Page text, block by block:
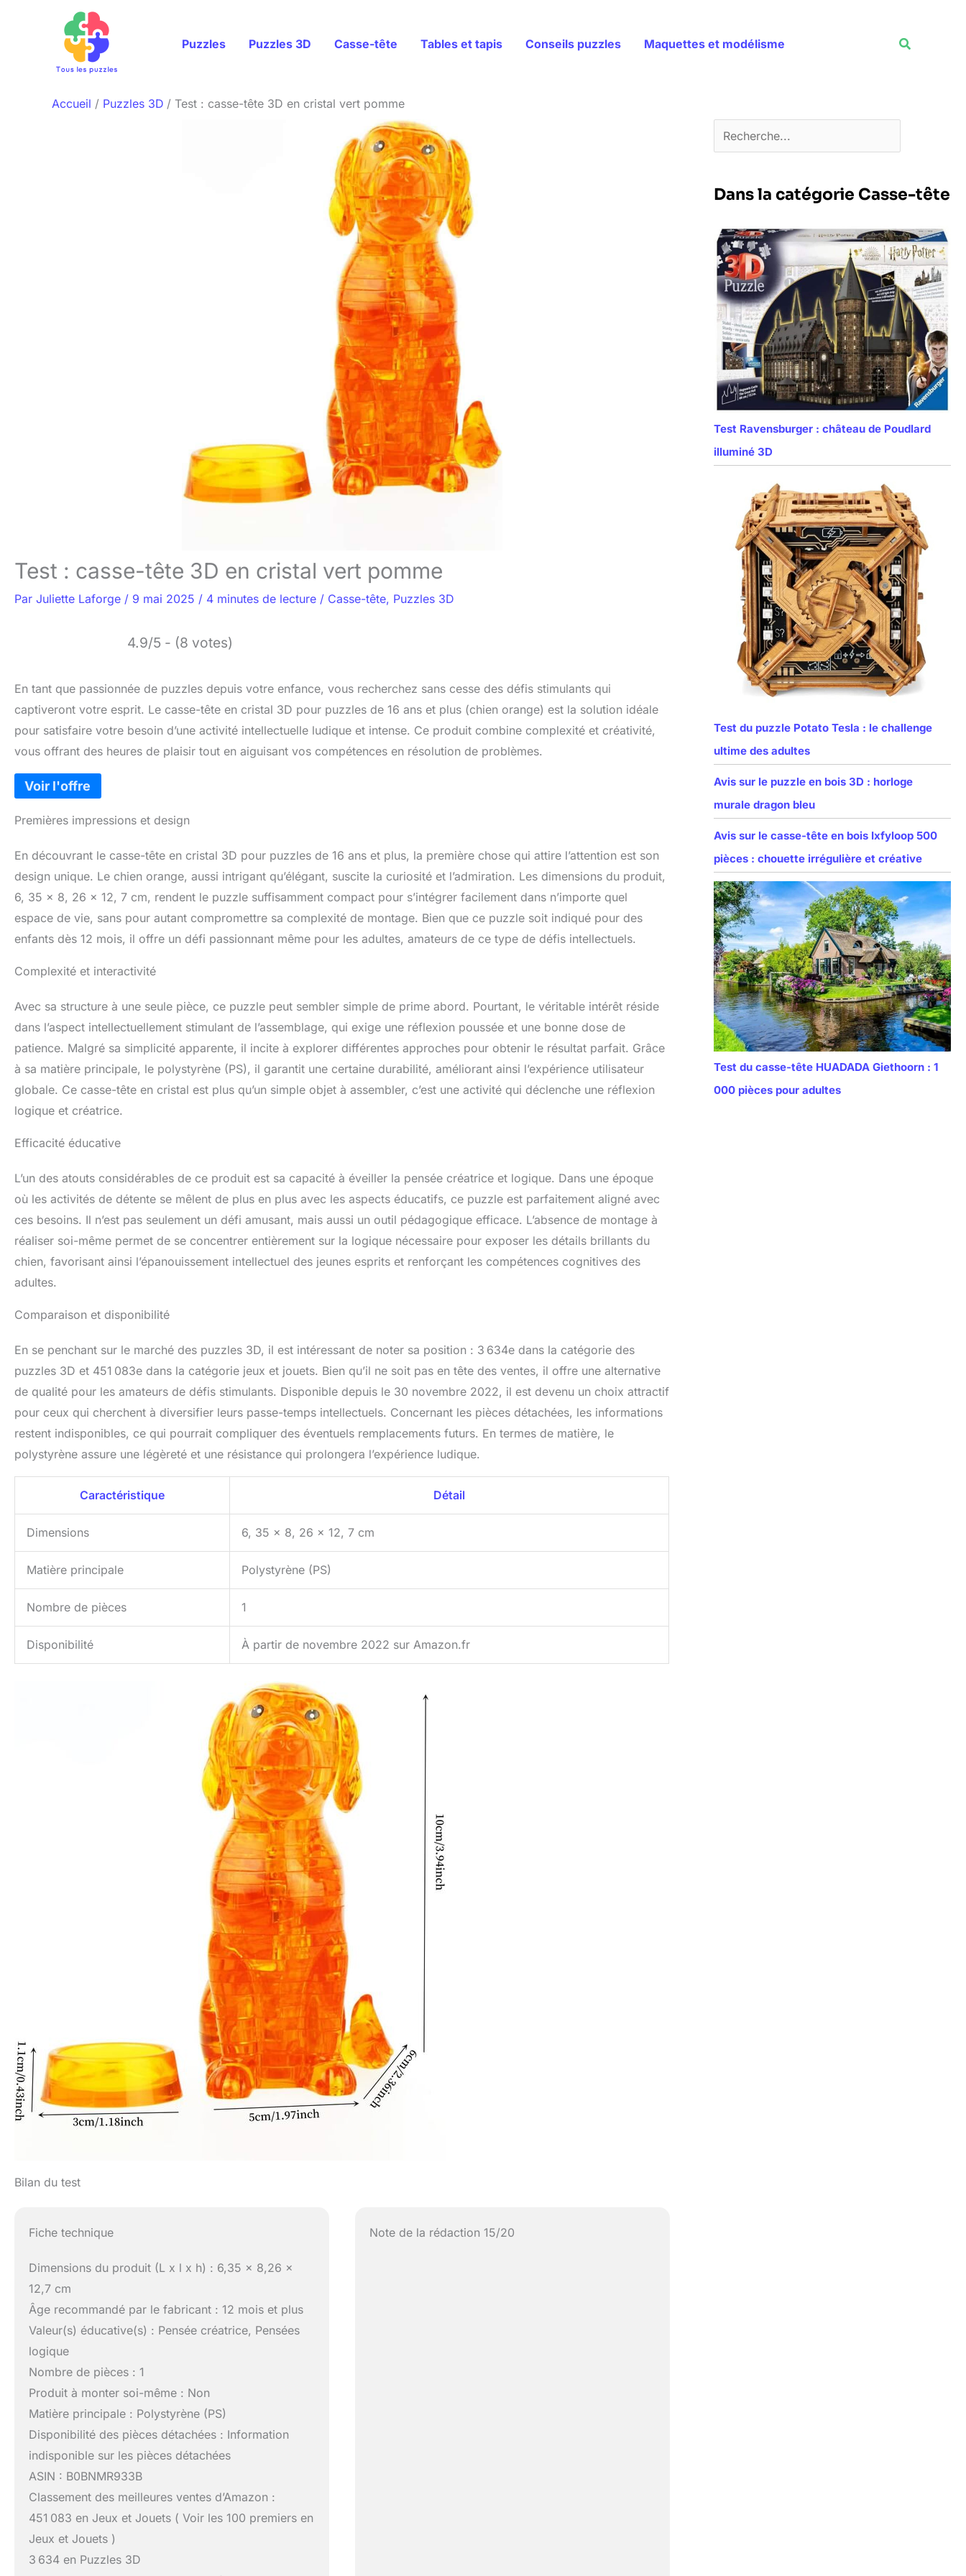
Puzzles Puzzles 3D Casse-tête Tables et tapis Conseils puzzles Maquettes et modélisme
Accueil Puzzles 3D Test : casse-tête 3D en cristal vert pomme
Test : casse-tête 3D en cristal vert pomme
Par Juliette Laforge / 9 mai 2025 / 4 minutes de lecture / Casse-tête, Puzzles 3D
4.9/5 - (8 votes)
En tant que passionnée de puzzles depuis votre enfance, vous recherchez sans cesse des défis stimulants qui
captiveront votre esprit. Le casse-tête en cristal 3D pour puzzles de 16 ans et plus (chien orange) est la solution idéale
pour satisfaire votre besoin d’une activité intellectuelle ludique et intense. Ce produit combine complexité et créativité,
vous offrant des heures de plaisir tout en aiguisant vos compétences en résolution de problèmes.
Premières impressions et design
En découvrant le casse-tête en cristal 3D pour puzzles de 16 ans et plus, la première chose qui attire l’attention est son
design unique. Le chien orange, aussi intrigant qu’élégant, suscite la curiosité et l’admiration. Les dimensions du produit,
6, 35 x 8, 26 x 12, 7 cm, rendent le puzzle suffisamment compact pour s’intégrer facilement dans n’importe quel
espace de vie, sans pour autant compromettre sa complexité de montage. Bien que ce puzzle soit indiqué pour des
enfants dès 12 mois, il offre un défi passionnant même pour les adultes, amateurs de ce type de défis intellectuels.
Complexité et interactivité
Avec sa structure à une seule pièce, ce puzzle peut sembler simple de prime abord. Pourtant, le véritable intérêt réside
dans l’aspect intellectuellement stimulant de l’assemblage, qui exige une réflexion poussée et une bonne dose de
patience. Malgré sa simplicité apparente, il incite à explorer différentes approches pour obtenir le résultat parfait. Grâce
à sa matière principale, le polystyrène (PS), il garantit une certaine durabilité, améliorant ainsi l’expérience utilisateur
globale. Ce casse-tête en cristal est plus qu’un simple objet à assembler, c’est une activité qui déclenche une réflexion
logique et créatrice.
Efficacité éducative
L’un des atouts considérables de ce produit est sa capacité à éveiller la pensée créatrice et logique. Dans une époque
où les activités de détente se mêlent de plus en plus avec les aspects éducatifs, ce puzzle est parfaitement aligné avec
ces besoins. Il n’est pas seulement un défi amusant, mais aussi un outil pédagogique efficace. L’absence de montage à
réaliser soi-même permet de se concentrer entièrement sur la logique nécessaire pour exposer les détails brillants du
chien, favorisant ainsi l’épanouissement intellectuel des jeunes esprits et renforçant les compétences cognitives des
adultes.
Comparaison et disponibilité
En se penchant sur le marché des puzzles 3D, il est intéressant de noter sa position : 3 634e dans la catégorie des
puzzles 3D et 451 083e dans la catégorie jeux et jouets. Bien qu’il ne soit pas en tête des ventes, il offre une alternative
de qualité pour les amateurs de défis stimulants. Disponible depuis le 30 novembre 2022, il est devenu un choix attractif
pour ceux qui cherchent à diversifier leurs passe-temps intellectuels. Concernant les pièces détachées, les informations
restent indisponibles, ce qui pourrait compliquer des éventuels remplacements futurs. En termes de matière, le
polystyrène assure une légèreté et une résistance qui prolongera l’expérience ludique.
Caractéristique Détail
Dimensions 6, 35 x 8, 26 x 12, 7 cm
Matière principale Polystyrène (PS)
Nombre de pièces 1
Disponibilité À partir de novembre 2022 sur Amazon.fr
Bilan du test
Fiche technique
Dimensions du produit (L x l x h) : 6,35 x 8,26 x
12,7 cm
Âge recommandé par le fabricant : 12 mois et plus
Valeur(s) éducative(s) : Pensée créatrice, Pensées
logique
Nombre de pièces : 1
Produit à monter soi-même : Non
Matière principale : Polystyrène (PS)
Disponibilité des pièces détachées : Information
indisponible sur les pièces détachées
ASIN : B0BNMR933B
Classement des meilleures ventes d’Amazon :
451 083 en Jeux et Jouets ( Voir les 100 premiers en
Jeux et Jouets )
3 634 en Puzzles 3D
Note de la rédaction 15/20
Dans la catégorie Casse-tête
Test Ravensburger : château de Poudlard
illuminé 3D
Test du puzzle Potato Tesla : le challenge
ultime des adultes
Avis sur le puzzle en bois 3D : horloge
murale dragon bleu
Avis sur le casse-tête en bois Ixfyloop 500
pièces : chouette irrégulière et créative
Test du casse-tête HUADADA Giethoorn : 1
000 pièces pour adultes